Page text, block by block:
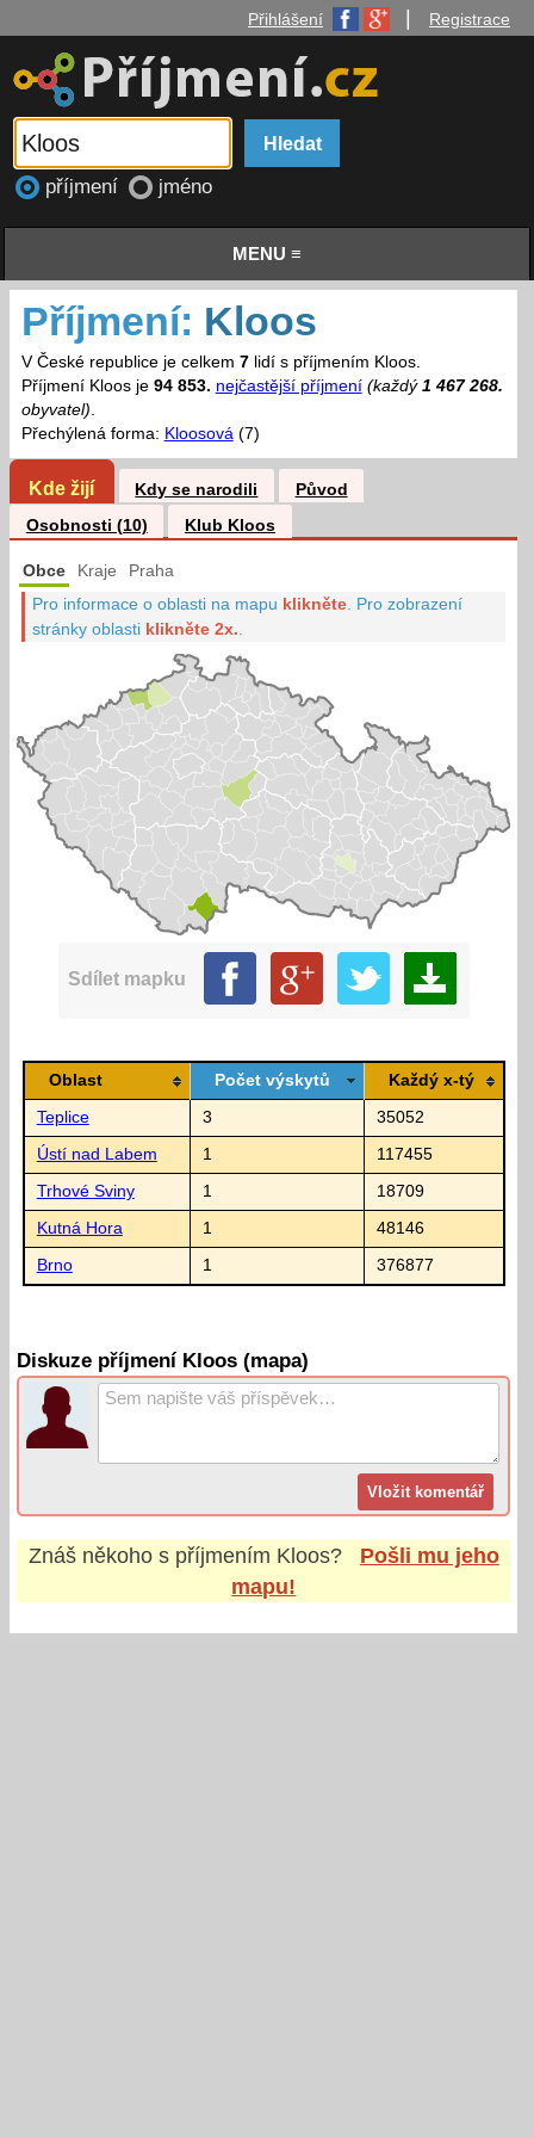
Přihlášení Registrace
příjmení jméno
MENU ≡
Příjmení: Kloos
V České republice je celkem 7lidí s příjmením Kloos.
Příjmení Kloos je 94 853. nejčastější příjmení (každý 1 467 268.
obyvatel).
Přechýlená forma: Kloosová(7)
Kde žijí Kdy se narodili
Původ
Osobnosti (10)
Klub Kloos
Obce Kraje Praha
Pro informace o oblasti na mapu klikněte Pro zobrazení
stránky oblasti klikněte 2x.
Sdílet mapku
Oblast Počet výskytů Každý x-tý
Teplice 3 35052
Ústí nad Labem 1 117455
Trhové Sviny 1 18709
Kutná Hora 1 48146
Brno 1 376877
Diskuze příjmení Kloos (mapa)
Znáš někoho s příjmením Kloos?
Pošli mu jeho
mapu!